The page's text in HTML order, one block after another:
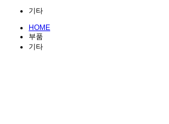
기타
HOME
부품
기타